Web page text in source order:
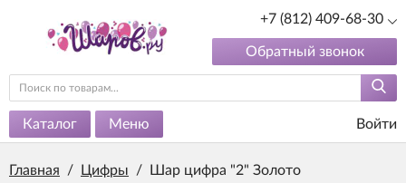
+7 (812) 409-68-30
Обратный звонок
Каталог Меню Войти
Главная / Цифры / Шар цифра "2" Золото